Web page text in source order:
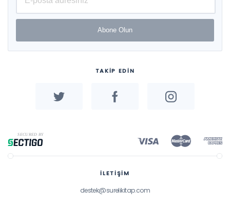
Abone Olun
TAKİP EDİN
İLETİŞİM
destek@surelikitap.com